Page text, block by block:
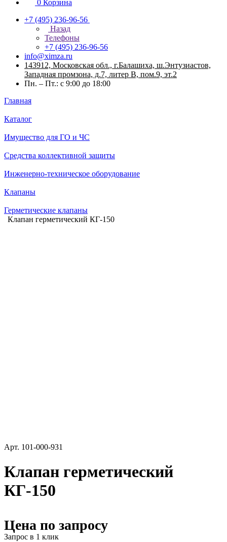
0 Корзина
+7 (495) 236-96-56
Назад
Телефоны
+7 (495) 236-96-56
info@ximza.ru
143912, Московская обл., г.Балашиха, ш.Энтузиастов,
Западная промзона, д.7, литер В, пом.9, эт.2
Пн. – Пт.: с 9:00 до 18:00
Главная
Каталог
Имущество для ГО и ЧС
Средства коллективной защиты
Инженерно-техническое оборудование
Клапаны
Герметические клапаны
Клапан герметический КГ-150
Арт. 101-000-931
Клапан герметический
КГ-150
Цена по запросу
Запрос в 1 клик